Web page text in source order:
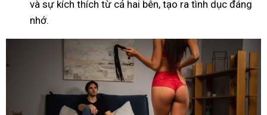
và sự kích thích từ cả hai bên, tạo ra tình dục đáng
nhớ.